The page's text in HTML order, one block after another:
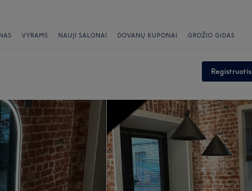
VYRAMS NAUJI SALONAI DOVANŲ KUPONAI GROŽIO GIDAS
Registruotis